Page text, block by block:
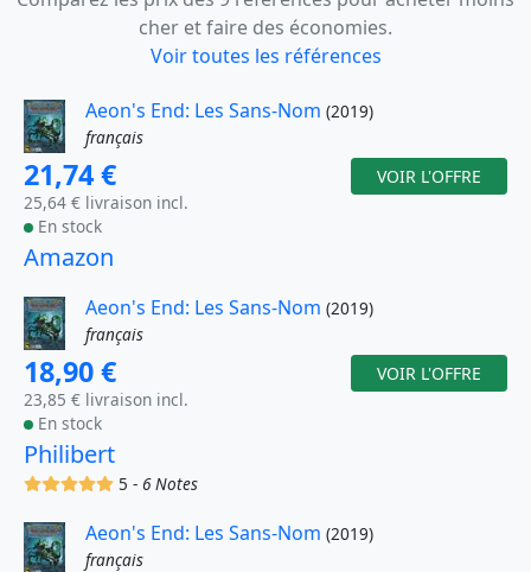
cher et faire des économies.
Voir toutes les références
Aeon's End: Les Sans-Nom (2019)
français
21,74 €
25,64 € livraison incl.
En stock
VOIR L'OFFRE
Amazon
Aeon's End: Les Sans-Nom (2019)
français
18,90 €
23,85 € livraison incl.
En stock
VOIR L'OFFRE
Philibert
(x)(x)(x)(x)(x)5 - 6 Notes
Aeon's End: Les Sans-Nom (2019)
français